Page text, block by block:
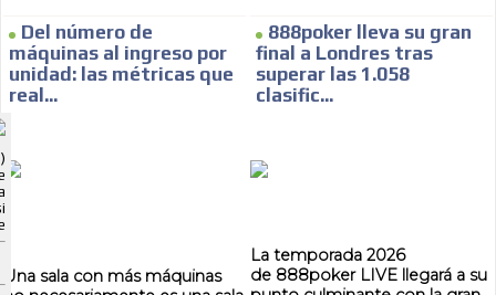
Del número de
máquinas al ingreso por
unidad: las métricas que
real...
Una sala con más máquinas
888poker lleva su gran
final a Londres tras
superar las 1.058
clasific...
La temporada 2026
de 888poker LIVE llegará a su
ADVERTISEMENT